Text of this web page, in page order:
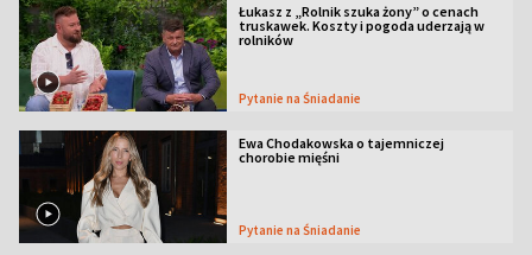
Łukasz z „Rolnik szuka żony” o cenach
truskawek. Koszty i pogoda uderzają w
rolników
Pytanie na Śniadanie
Ewa Chodakowska o tajemniczej
chorobie mięśni
Pytanie na Śniadanie